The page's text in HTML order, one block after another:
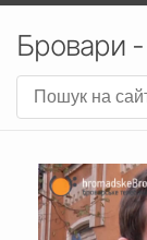
Бровари